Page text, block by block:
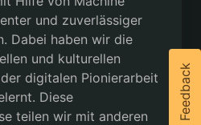
und zuverlässiger
Dabei haben wir die
und kulturellen
digitalen Pionierarbeit
Diese
teilen wir mit anderen
Feedback